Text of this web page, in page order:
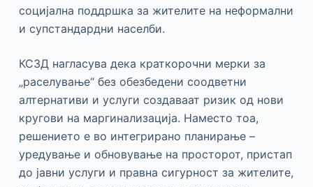
социјална поддршка за жителите на неформални
и супстандардни населби.
КСЗД нагласува дека краткорочни мерки за
„раселување“ без обезбедени соодветни
алтернативи и услуги создаваат ризик од нови
кругови на маргинализација. Наместо тоа,
решението е во интегрирано планирање –
уредување и обновување на просторот, пристап
до јавни услуги и правна сигурност за жителите,